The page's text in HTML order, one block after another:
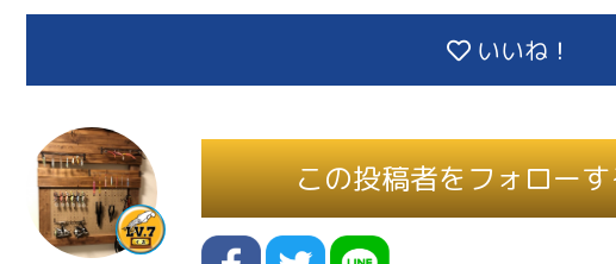
いいね！
この投稿者をフォロー